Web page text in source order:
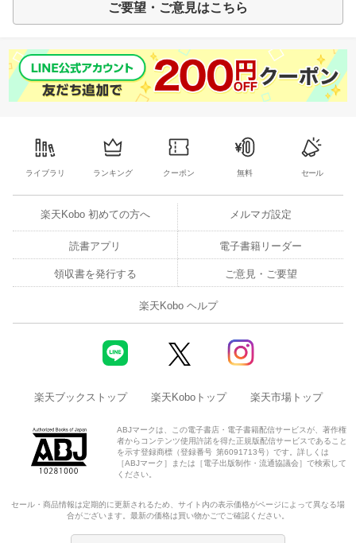
ご要望・ご意見はこちら
ライブラリ ランキング クーポン 無料 セール
楽天Kobo 初めての方へ メルマガ設定
読書アプリ 電子書籍リーダー
領収書を発行する ご意見・ご要望
楽天Kobo ヘルプ
楽天ブックストップ 楽天Koboトップ 楽天市場トップ
ABJマークは、この電子書店・電子書籍配信サービスが、著作権
者からコンテンツ使用許諾を得た正規版配信サービスであること
を示す登録商標（登録番号 第6091713号）です。詳しくは
［ABJマーク］または［電子出版制作・流通協議会］で検索して
ください。
セール・商品情報は定期的に更新されるため、サイト内の表示価格がページによって異なる場
合がございます。最新の価格は買い物かごでご確認ください。